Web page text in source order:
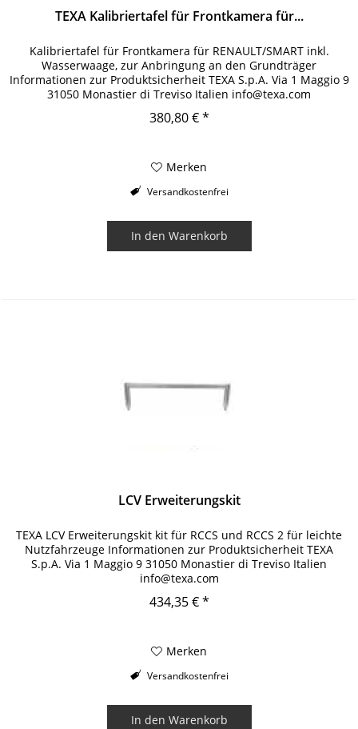
TEXA Kalibriertafel für Frontkamera für...
Kalibriertafel für Frontkamera für RENAULT/SMART inkl.
Wasserwaage, zur Anbringung an den Grundträger
Informationen zur Produktsicherheit TEXA S.p.A. Via 1 Maggio 9
31050 Monastier di Treviso Italien info@texa.com
380,80 € *
Merken
Versandkostenfrei
In den Warenkorb
LCV Erweiterungskit
TEXA LCV Erweiterungskit kit für RCCS und RCCS 2 für leichte
Nutzfahrzeuge Informationen zur Produktsicherheit TEXA
S.p.A. Via 1 Maggio 9 31050 Monastier di Treviso Italien
info@texa.com
434,35 € *
Merken
Versandkostenfrei
In den Warenkorb